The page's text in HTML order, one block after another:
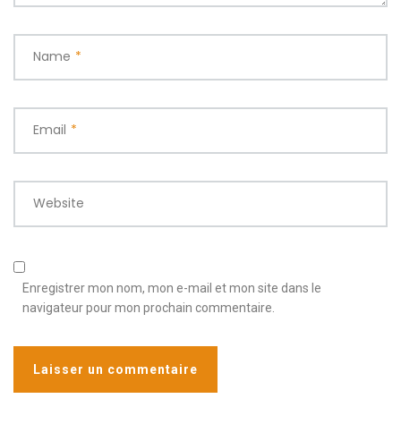
Name *
Email *
Website
Enregistrer mon nom, mon e-mail et mon site dans le
navigateur pour mon prochain commentaire.